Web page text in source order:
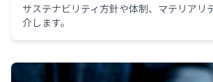
サステナビリティ方針や体制、マテリアリ
介します。